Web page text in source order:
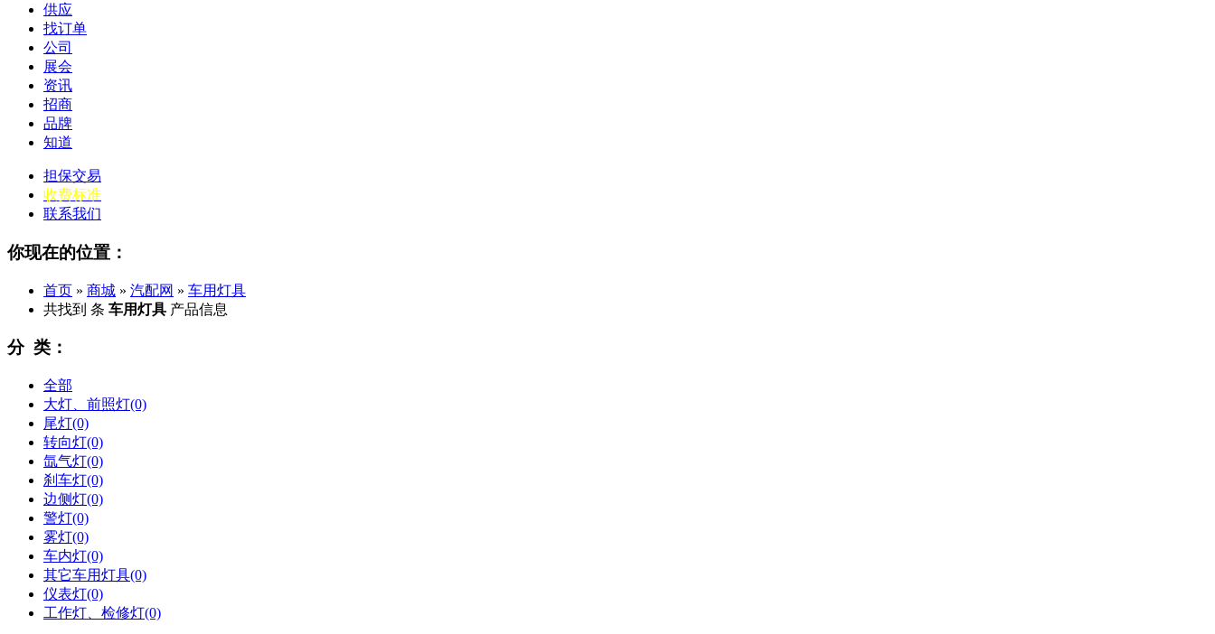
供应
找订单
公司
展会
资讯
招商
品牌
知道
担保交易
收费标准
联系我们
你现在的位置：
首页 » 商城 » 汽配网 » 车用灯具
共找到 条 车用灯具 产品信息
分 类：
全部
大灯、前照灯(0)
尾灯(0)
转向灯(0)
氙气灯(0)
刹车灯(0)
边侧灯(0)
警灯(0)
雾灯(0)
车内灯(0)
其它车用灯具(0)
仪表灯(0)
工作灯、检修灯(0)